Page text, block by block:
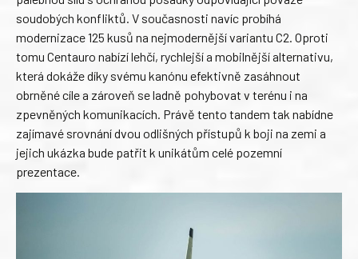
soudobých konfliktů. V současnosti navíc probíhá
modernizace 125 kusů na nejmodernější variantu C2. Oproti
tomu Centauro nabízí lehčí, rychlejší a mobilnější alternativu,
která dokáže díky svému kanónu efektivně zasáhnout
obrněné cíle a zároveň se ladně pohybovat v terénu i na
zpevněných komunikacích. Právě tento tandem tak nabídne
zajímavé srovnání dvou odlišných přístupů k boji na zemi a
jejich ukázka bude patřit k unikátům celé pozemní
prezentace.